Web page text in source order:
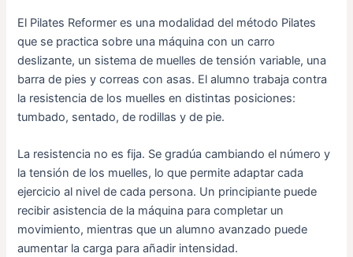
El Pilates Reformer es una modalidad del método Pilates
que se practica sobre una máquina con un carro
deslizante, un sistema de muelles de tensión variable, una
barra de pies y correas con asas. El alumno trabaja contra
la resistencia de los muelles en distintas posiciones:
tumbado, sentado, de rodillas y de pie.
La resistencia no es fija. Se gradúa cambiando el número y
la tensión de los muelles, lo que permite adaptar cada
ejercicio al nivel de cada persona. Un principiante puede
recibir asistencia de la máquina para completar un
movimiento, mientras que un alumno avanzado puede
aumentar la carga para añadir intensidad.